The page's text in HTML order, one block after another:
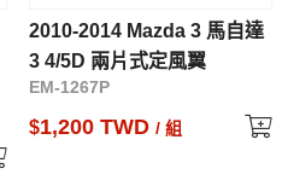
2010-2014 Mazda 3 馬自達
3 4/5D 兩片式定風翼
EM-1267P
$1,200 TWD/ 組